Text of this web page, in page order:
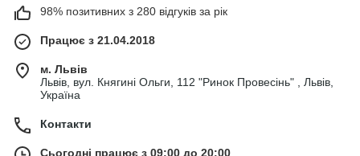
98% позитивних з 280 відгуків за рік
Працює з 21.04.2018
м. Львів
Львів, вул. Княгині Ольги, 112 "Ринок Провесінь" , Львів,
Україна
Контакти
Сьогодні працює з 09:00 до 20:00